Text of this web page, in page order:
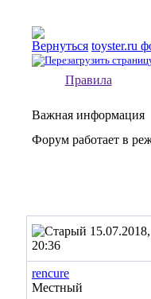
toyster.ru
Правила
Важная информация
Форум работает в
15.07.2018,
20:36
rencure
Местный